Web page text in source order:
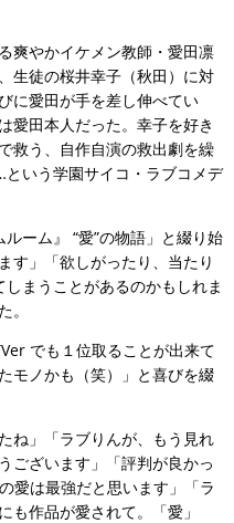
爽やかイケメン教師・愛田凛
生徒の桜井幸子（秋田）に対
に愛田が手を差し伸べてい
愛田本人だった。幸子を好き
救う、自作自演の救出劇を繰
いう学園サイコ・ラブコメデ
ーム』 “愛”の物語」と綴り始
す」「欲しがったり、当たり
まうことがあるのかもしれま
。
でも１位取ることが出来て
モノかも（笑）」と喜びを綴
ね」「ラブりんが、もう見れ
ございます」「評判が良かっ
は最強だと思います」「ラ
も作品が愛されて。「愛」